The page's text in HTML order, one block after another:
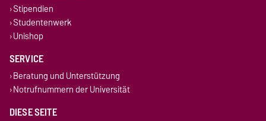
Stipendien
Studentenwerk
Unishop
SERVICE
Beratung und Unterstützung
Notrufnummern der Universität
DIESE SEITE